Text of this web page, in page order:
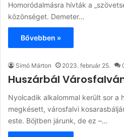
Homoródalmásra hívták a
közönséget. Demeter…
Bővebben »
Simó Márton 2023. február 25.
Huszárbál
Nyolcadik alkalommal került sor a
megkésett, városfalvi
este. Böjtben járunk, de ez –…